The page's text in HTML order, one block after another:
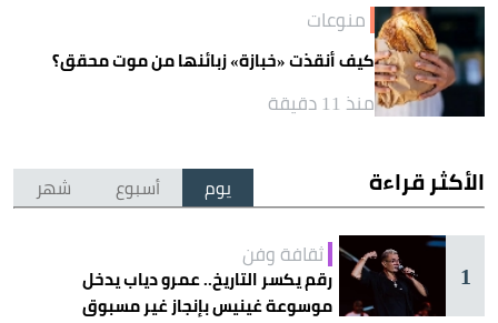
منوعات
كيف أنقذت «خبازة» زبائنها من موت محقق؟
منذ 11 دقيقة
الأكثر قراءة يوم أسبوع شهر
1
ثقافة وفن
رقم يكسر التاريخ.. عمرو دياب يدخل
موسوعة غينيس بإنجاز غير مسبوق